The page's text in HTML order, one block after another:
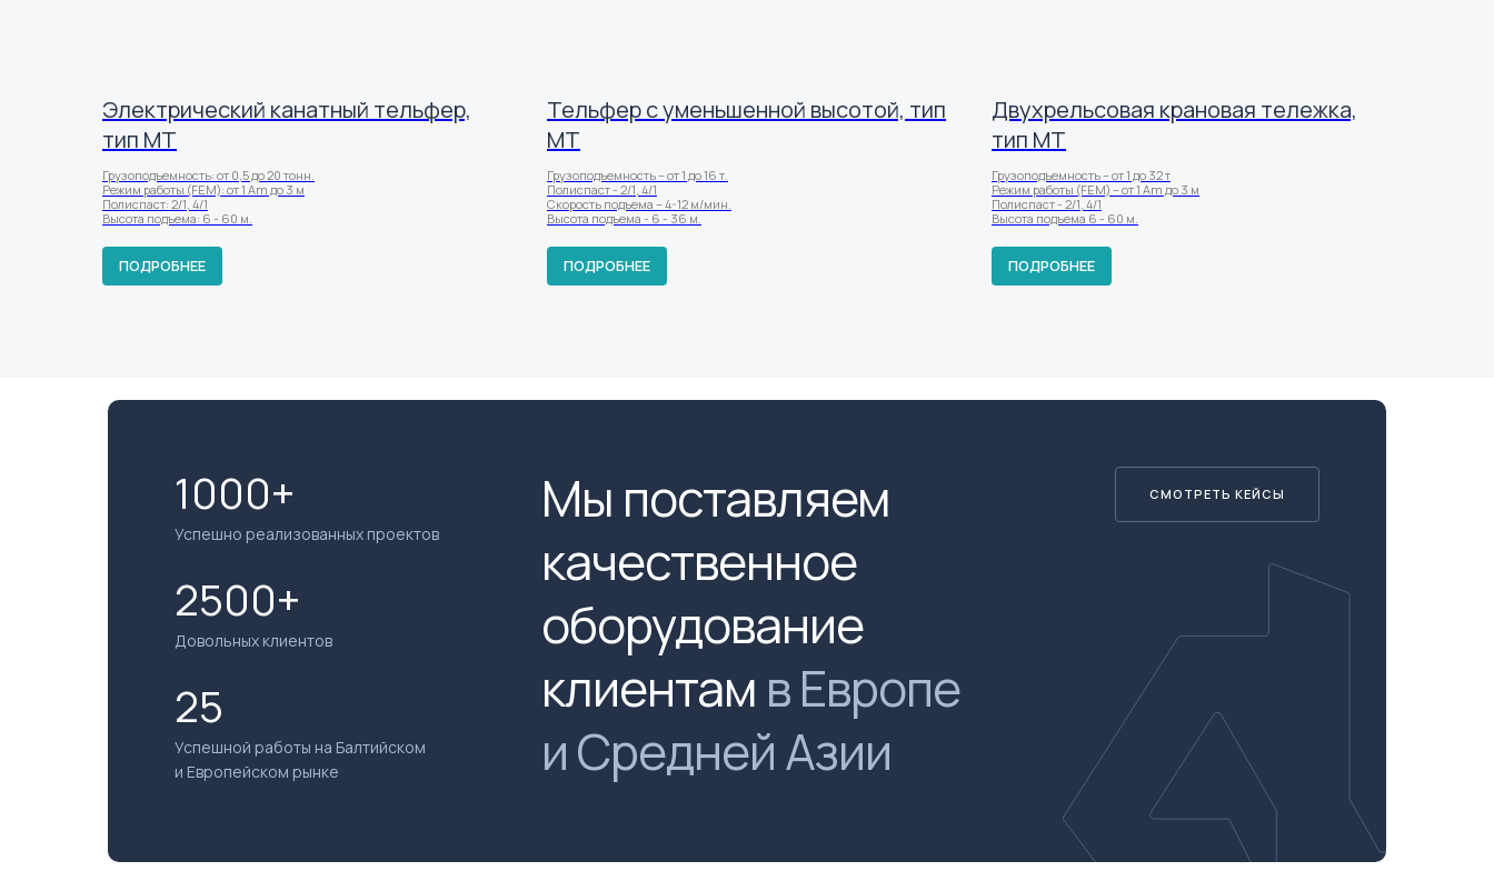
Электрический канатный тельфер,
тип МТ
Грузоподъемность: от 0,5 до 20 тонн.
Режим работы (FEM): от 1 Am до 3 м
Полиспаст: 2/1, 4/1
Высота подъема: 6 - 60 м.
ПОДРОБНЕЕ
Тельфер c уменьшенной высотой, тип
МТ
Грузоподъемность – от 1 до 16 т.
Полиспаст - 2/1, 4/1
Скорость подъема – 4-12 м/мин.
Высота подъема - 6 - 36 м.
ПОДРОБНЕЕ
Двухрельсовая крановая тележка,
тип МТ
Грузоподъемность – от 1 до 32 т
Режим работы (FEM) – от 1 Am до 3 м
Полиспаст - 2/1, 4/1
Высота подъема 6 - 60 м.
ПОДРОБНЕЕ
Мы поставляем
качественное
оборудование
клиентам в Европе
и Средней Азии
1000+
Успешно реализованных проектов
СМОТРЕТЬ КЕЙСЫ
25
Успешной работы на Балтийском
и Европейском рынке
2500+
Довольных клиентов